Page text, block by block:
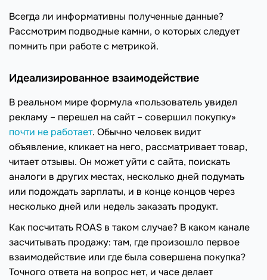
Всегда ли информативны полученные данные?
Рассмотрим подводные камни, о которых следует
помнить при работе с метрикой.
Идеализированное взаимодействие
В реальном мире формула «пользователь увидел
рекламу – перешел на сайт – совершил покупку»
почти не работает. Обычно человек видит
объявление, кликает на него, рассматривает товар,
читает отзывы. Он может уйти с сайта, поискать
аналоги в других местах, несколько дней подумать
или подождать зарплаты, и в конце концов через
несколько дней или недель заказать продукт.
Как посчитать ROAS в таком случае? В каком канале
засчитывать продажу: там, где произошло первое
взаимодействие или где была совершена покупка?
Точного ответа на вопрос нет, и часе делает